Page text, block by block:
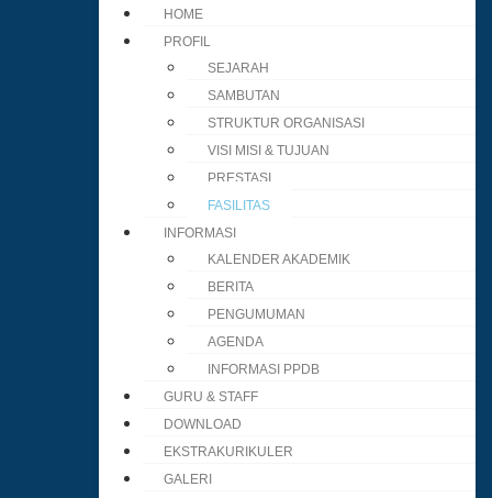
HOME
PROFIL
SEJARAH
SAMBUTAN
STRUKTUR ORGANISASI
VISI MISI & TUJUAN
PRESTASI
FASILITAS
INFORMASI
KALENDER AKADEMIK
BERITA
PENGUMUMAN
AGENDA
INFORMASI PPDB
GURU & STAFF
DOWNLOAD
EKSTRAKURIKULER
GALERI